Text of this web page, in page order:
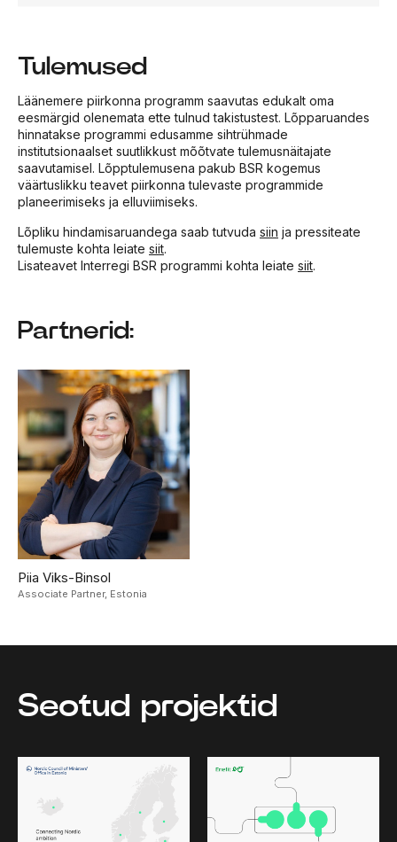
Tulemused
Läänemere piirkonna programm saavutas edukalt oma
eesmärgid olenemata ette tulnud takistustest. Lõpparuandes
hinnatakse programmi edusamme sihtrühmade
institutsionaalset suutlikkust mõõtvate tulemusnäitajate
saavutamisel. Lõpptulemusena pakub BSR kogemus
väärtuslikku teavet piirkonna tulevaste programmide
planeerimiseks ja elluviimiseks.
Lõpliku hindamisaruandega saab tutvuda siin ja pressiteate
tulemuste kohta leiate siit.
Lisateavet Interregi BSR programmi kohta leiate siit.
Partnerid:
Piia Viks-Binsol
Associate Partner, Estonia
Seotud projektid